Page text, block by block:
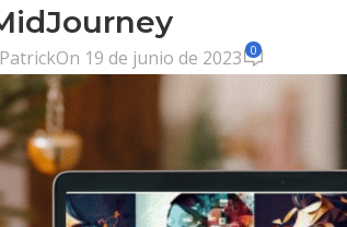
PatrickOn 19 de junio de 2023 0